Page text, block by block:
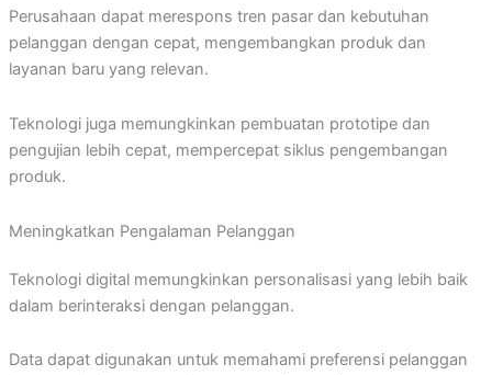
Perusahaan dapat merespons tren pasar dan kebutuhan
pelanggan dengan cepat, mengembangkan produk dan
layanan baru yang relevan.
Teknologi juga memungkinkan pembuatan prototipe dan
pengujian lebih cepat, mempercepat siklus pengembangan
produk.
Meningkatkan Pengalaman Pelanggan
Teknologi digital memungkinkan personalisasi yang lebih baik
dalam berinteraksi dengan pelanggan.
Data dapat digunakan untuk memahami preferensi pelanggan